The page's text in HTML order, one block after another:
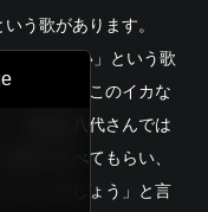
う歌があります。
イカでいい」という歌
カ」はどこのイカな
作詞は八代さんでは
食べ比べてもらい、
とにしましょう」と言